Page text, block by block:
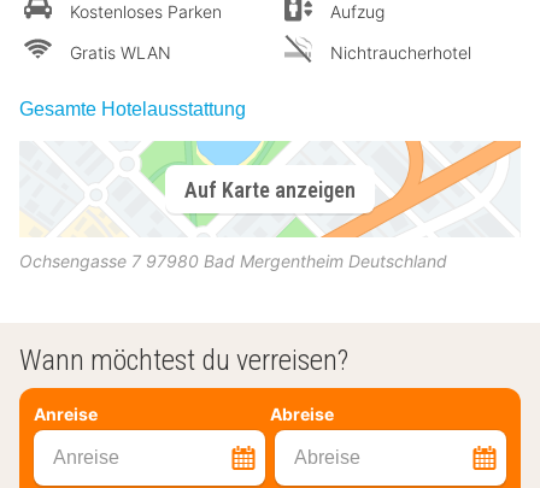
Kostenloses Parken
Gratis WLAN
Aufzug
Nichtraucherhotel
Gesamte Hotelausstattung
Auf Karte anzeigen
Ochsengasse 7 97980 Bad Mergentheim Deutschland
Wann möchtest du verreisen?
Anreise Abreise
Anreise Abreise